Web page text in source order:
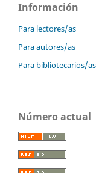
Información
Para lectores/as
Para autores/as
Para bibliotecarios/as
Número actual